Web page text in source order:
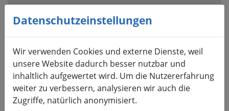
Visuelle
Assistenzsoftware
Tastatur
erreichbar
über
ALT
Datenschutzeinstellungen
Wir verwenden Cookies und externe Dienste, weil
unsere Website dadurch besser nutzbar und
inhaltlich aufgewertet wird. Um die Nutzererfahrung
weiter zu verbessern, analysieren wir auch die
Zugriffe, natürlich anonymisiert.